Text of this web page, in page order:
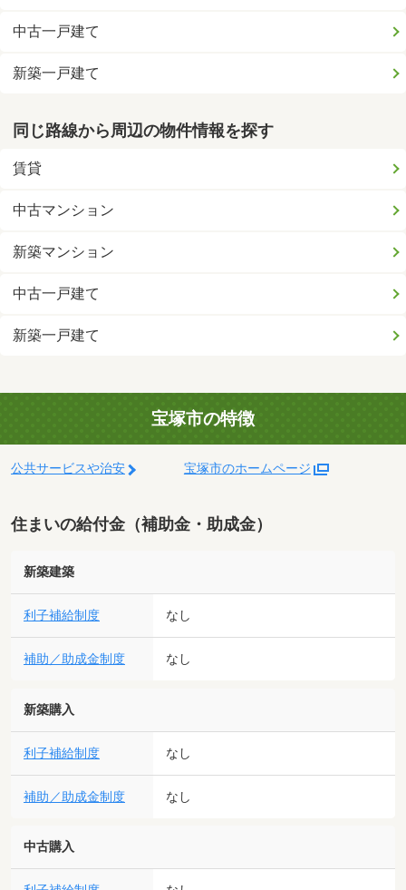
中古一戸建て
新築一戸建て
同じ路線から周辺の物件情報を探す
賃貸
中古マンション
新築マンション
中古一戸建て
新築一戸建て
宝塚市の特徴
公共サービスや治安 宝塚市のホームページ
住まいの給付金（補助金・助成金）
新築建築
利子補給制度 なし
補助／助成金制度 なし
新築購入
利子補給制度 なし
補助／助成金制度 なし
中古購入